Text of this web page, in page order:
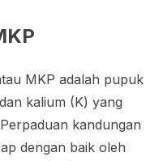
MKP adalah pupuk
kalium (K) yang
kandungan
dengan baik oleh